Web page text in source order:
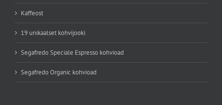
Kaffeost
19 unikaalset kohvijooki
Segafredo Speciale Espresso kohvioad
Segafredo Organic kohvioad